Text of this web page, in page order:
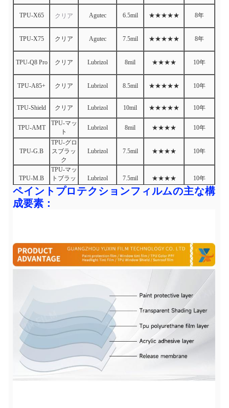
TPU-X65 クリア Agutec 6.5mil ★★★★★ 8年
TPU-X75 クリア Agutec 7.5mil ★★★★★ 8年
TPU-Q8 Pro クリア Lubrizol 8mil ★★★★ 10年
TPU-A85+ クリア Lubrizol 8.5mil ★★★★★ 10年
TPU-Shield クリア Lubrizol 10mil ★★★★★ 10年
TPU-AMT
TPU-マッ
ト
Lubrizol 8mil ★★★★ 10年
TPU-G.B
TPU-グロ
スブラッ
ク
Lubrizol 7.5mil ★★★★ 10年
TPU-M.B
TPU-マッ
トブラッ
ク
Lubrizol 7.5mil ★★★★ 10年
ペイントプロテクションフィルムの主な構
成要素：